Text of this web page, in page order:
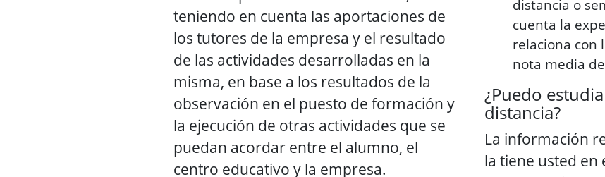
teniendo en cuenta las aportaciones de
los tutores de la empresa y el resultado
de las actividades desarrolladas en la
misma, en base a los resultados de la
observación en el puesto de formación y
la ejecución de otras actividades que se
puedan acordar entre el alumno, el
centro educativo y la empresa.
distancia o
cuenta la
relaciona con
nota media
¿Puedo
distancia?
La información
la tiene usted en